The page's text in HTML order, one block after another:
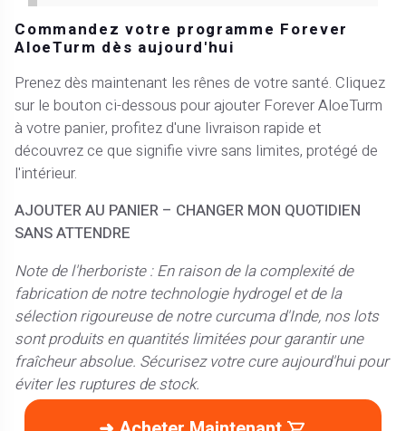
Commandez votre programme Forever
AloeTurm dès aujourd'hui
Prenez dès maintenant les rênes de votre santé. Cliquez
sur le bouton ci-dessous pour ajouter Forever AloeTurm
à votre panier, profitez d'une livraison rapide et
découvrez ce que signifie vivre sans limites, protégé de
l'intérieur.
AJOUTER AU PANIER – CHANGER MON QUOTIDIEN
SANS ATTENDRE
Note de l'herboriste : En raison de la complexité de
fabrication de notre technologie hydrogel et de la
sélection rigoureuse de notre curcuma d'Inde, nos lots
sont produits en quantités limitées pour garantir une
fraîcheur absolue. Sécurisez votre cure aujourd'hui pour
éviter les ruptures de stock.